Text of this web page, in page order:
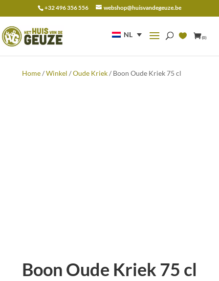
+32 496 356 556 webshop@huisvandegeuze.be
NL (0)
naar:
Home/Winkel /Oude Kriek/ Boon Oude Kriek 75 cl
Boon Oude Kriek 75 cl